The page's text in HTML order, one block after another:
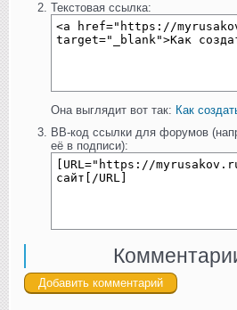
Текстовая ссылка:
Она выглядит вот так: Как
BB-код ссылки для форумов
её в подписи):